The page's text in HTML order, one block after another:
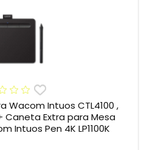
Wacom Intuos CTL4100 ,
Caneta Extra para Mesa
Intuos Pen 4K LP1100K